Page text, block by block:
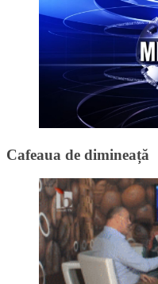
Cafeaua de dimineață